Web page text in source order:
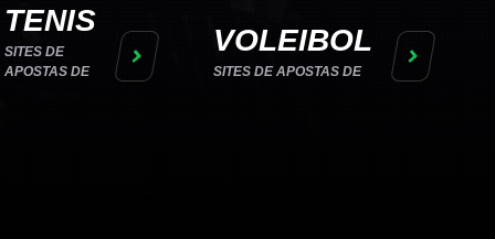
TENIS
SITES DE
APOSTAS DE
VOLEIBOL
SITES DE APOSTAS DE